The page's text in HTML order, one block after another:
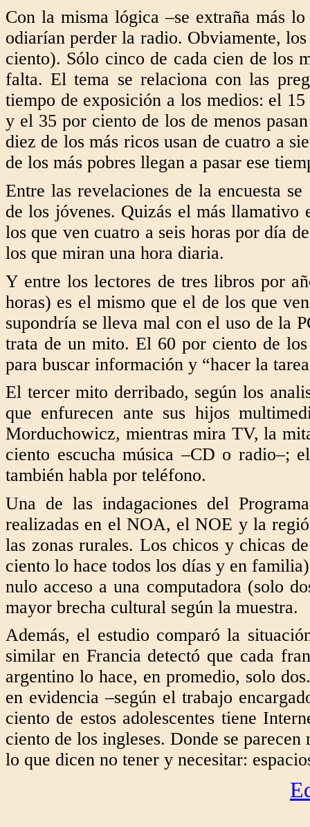
Con la misma lógica –se extraña más
odiarían perder la radio. Obviamente,
ciento). Sólo cinco de cada cien de los
falta. El tema se relaciona con las
tiempo de exposición a los medios: el
y el 35 por ciento de los de menos
diez de los más ricos usan de cuatro a
de los más pobres llegan a pasar ese
Entre las revelaciones de la encuesta
de los jóvenes. Quizás el más
los que ven cuatro a seis horas por día
los que miran una hora diaria.
Y entre los lectores de tres libros por
horas) es el mismo que el de los que
supondría se lleva mal con el uso de la
trata de un mito. El 60 por ciento de
para buscar información y “hacer la
El tercer mito derribado, según los
que enfurecen ante sus hijos
Morduchowicz, mientras mira TV, la
ciento escucha música –CD o radio–;
también habla por teléfono.
Una de las indagaciones del
realizadas en el NOA, el NOE y la
las zonas rurales. Los chicos y chicas
ciento lo hace todos los días y en
nulo acceso a una computadora (solo
mayor brecha cultural según la muestra.
Además, el estudio comparó la
similar en Francia detectó que cada
argentino lo hace, en promedio, solo
en evidencia –según el trabajo
ciento de estos adolescentes tiene
ciento de los ingleses. Donde se
lo que dicen no tener y necesitar: